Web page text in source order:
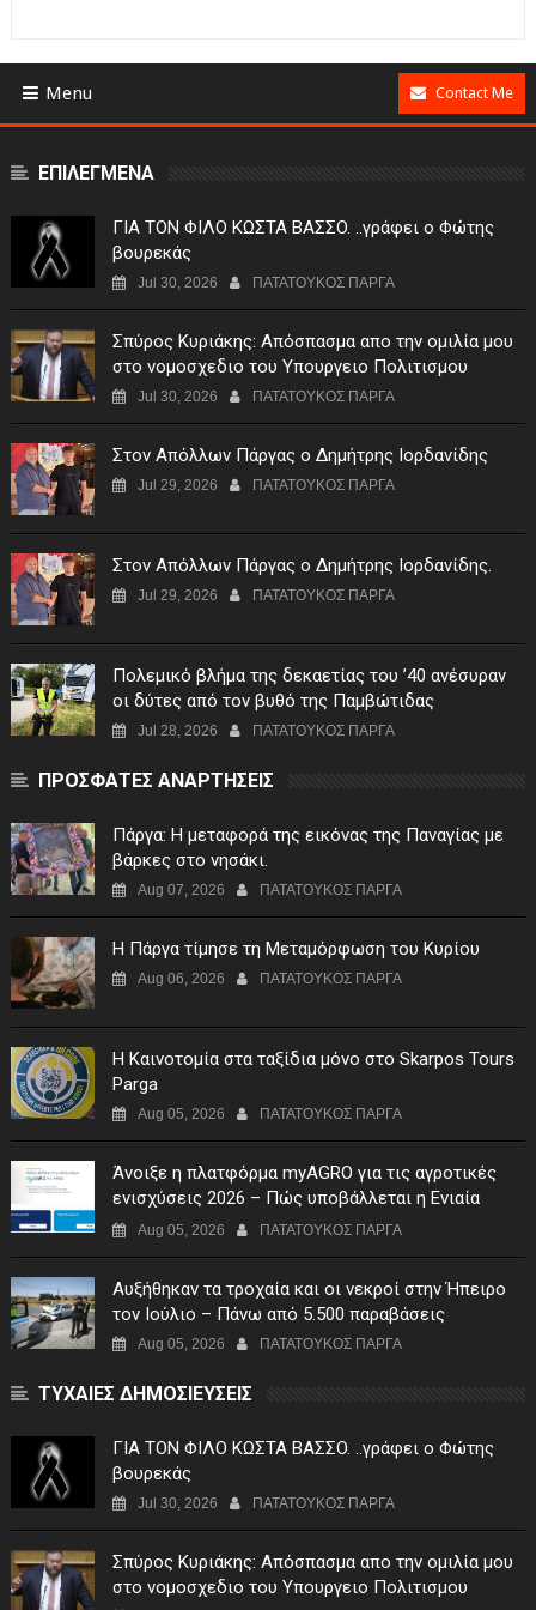
Menu Contact Me
ΕΠΙΛΕΓΜΕΝΑ
ΓIA TON ΦIΛO KΩΣTA BAΣΣO. ..γράφει ο Φώτης
βουρεκάς
Jul 30, 2026 ΠΑΤΑΤΟΥΚΟΣ ΠΑΡΓΑ
Σπύρος Κυριάκης: Απόσπασμα απο την ομιλία μου
στο νομοσχεδιο του Υπουργειο Πολιτισμου
Jul 30, 2026 ΠΑΤΑΤΟΥΚΟΣ ΠΑΡΓΑ
Στον Απόλλων Πάργας ο Δημήτρης Ιορδανίδης
Jul 29, 2026 ΠΑΤΑΤΟΥΚΟΣ ΠΑΡΓΑ
Στον Απόλλων Πάργας ο Δημήτρης Ιορδανίδης.
Jul 29, 2026 ΠΑΤΑΤΟΥΚΟΣ ΠΑΡΓΑ
Πολεμικό βλήμα της δεκαετίας του ’40 ανέσυραν
οι δύτες από τον βυθό της Παμβώτιδας
Jul 28, 2026 ΠΑΤΑΤΟΥΚΟΣ ΠΑΡΓΑ
ΠΡΟΣΦΑΤΕΣ ΑΝΑΡΤΗΣΕΙΣ
Πάργα: Η μεταφορά της εικόνας της Παναγίας με
βάρκες στο νησάκι.
Aug 07, 2026 ΠΑΤΑΤΟΥΚΟΣ ΠΑΡΓΑ
Η Πάργα τίμησε τη Μεταμόρφωση του Κυρίου
Aug 06, 2026 ΠΑΤΑΤΟΥΚΟΣ ΠΑΡΓΑ
Η Καινοτομία στα ταξίδια μόνο στο Skarpos Tours
Parga
Aug 05, 2026 ΠΑΤΑΤΟΥΚΟΣ ΠΑΡΓΑ
Άνοιξε η πλατφόρμα myAGRO για τις αγροτικές
ενισχύσεις 2026 – Πώς υποβάλλεται η Ενιαία
Αίτηση Ενίσχυσης
Aug 05, 2026 ΠΑΤΑΤΟΥΚΟΣ ΠΑΡΓΑ
Αυξήθηκαν τα τροχαία και οι νεκροί στην Ήπειρο
τον Ιούλιο – Πάνω από 5.500 παραβάσεις
Aug 05, 2026 ΠΑΤΑΤΟΥΚΟΣ ΠΑΡΓΑ
ΤΥΧΑΙΕΣ ΔΗΜΟΣΙΕΥΣΕΙΣ
ΓIA TON ΦIΛO KΩΣTA BAΣΣO. ..γράφει ο Φώτης
βουρεκάς
Jul 30, 2026 ΠΑΤΑΤΟΥΚΟΣ ΠΑΡΓΑ
Σπύρος Κυριάκης: Απόσπασμα απο την ομιλία μου
στο νομοσχεδιο του Υπουργειο Πολιτισμου